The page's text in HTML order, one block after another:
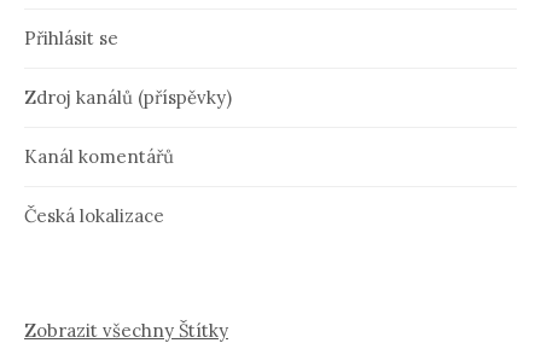
Přihlásit se
Zdroj kanálů (příspěvky)
Kanál komentářů
Česká lokalizace
Zobrazit všechny Štítky